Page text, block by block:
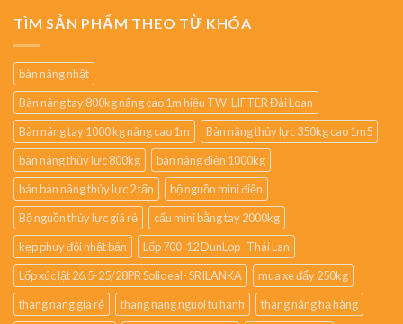
TÌM SẢN PHẨM THEO TỪ KHÓA
bàn nâng nhật
Bàn nâng tay 800kg nâng cao 1m hiệu TW-LIFTER Đài Loan
Bàn nâng tay 1000 kg nâng cao 1m
Bàn nâng thủy lực 350kg cao 1m5
bàn nâng thủy lực 800kg
bàn nâng điện 1000kg
bán bàn nâng thủy lực 2 tấn
bộ nguồn mini điện
Bộ nguồn thủy lực giá rẻ
cẩu mini bằng tay 2000kg
kẹp phuy đôi nhật bản
Lốp 700-12 DunLop- Thái Lan
Lốp xúc lật 26.5-25/28PR Solideal- SRILANKA
mua xe đẩy 250kg
thang nang gia rẻ
thang nang nguoi tu hanh
thang nâng hạ hàng